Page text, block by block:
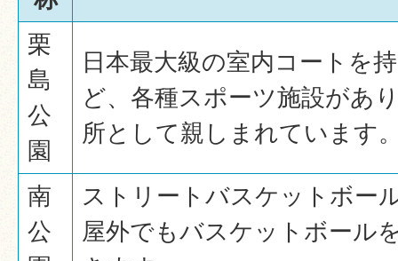
栗
島
公
園
日本最大級の室内コートを
ど、各種スポーツ施設があ
所として親しまれています
南
公
ストリートバスケットボー
屋外でもバスケットボール